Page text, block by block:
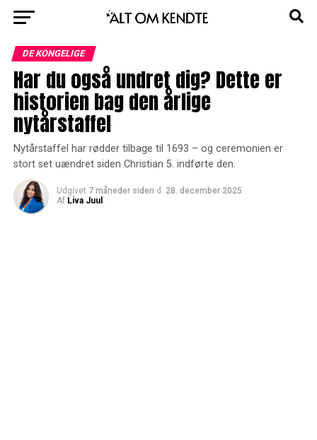
DE KONGELIGE
Har du også undret dig? Dette er
historien bag den årlige
nytårstaffel
Nytårstaffel har rødder tilbage til 1693 – og ceremonien er
stort set uændret siden Christian 5. indførte den.
Udgivet 7 måneder siden d. 28. december 2025
Af Liva Juul